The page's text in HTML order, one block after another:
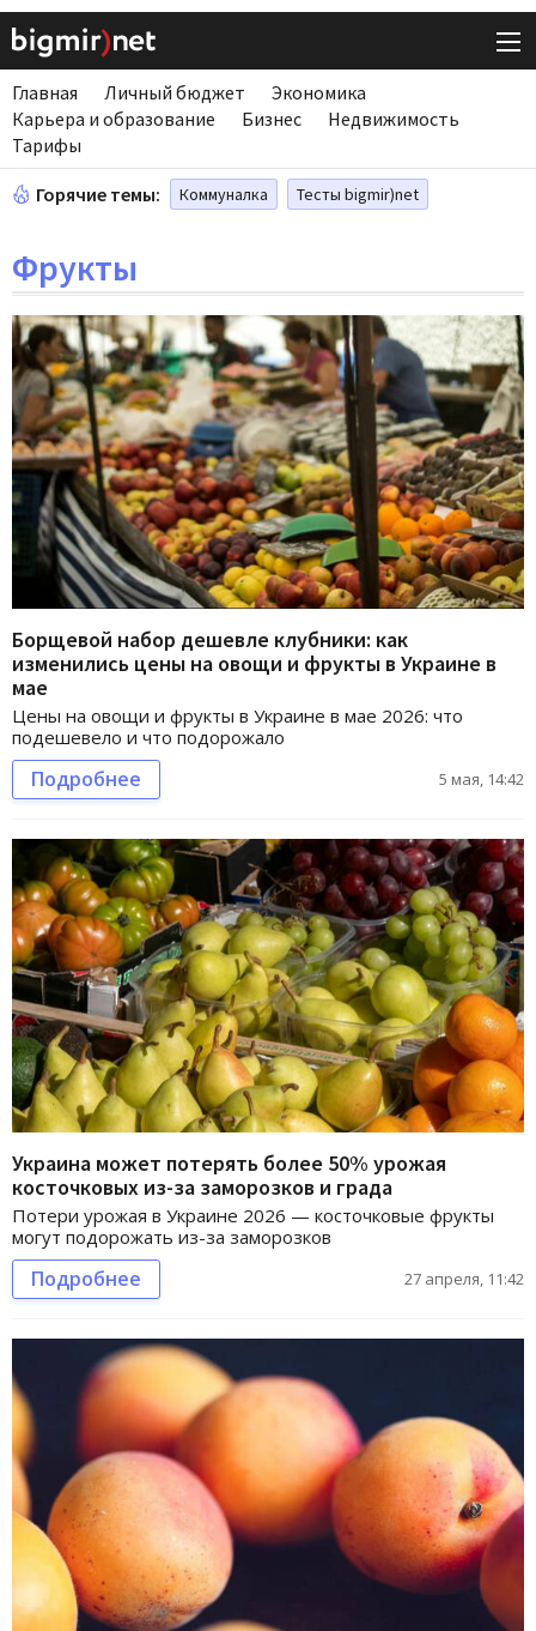
Главная Личный бюджет
Экономика
Карьера и образование
Бизнес
Недвижимость
Тарифы
Горячие темы: Коммуналка Тесты bigmir)net
Фрукты
Борщевой набор дешевле клубники: как
изменились цены на овощи и фрукты в Украине в
мае
Цены на овощи и фрукты в Украине в мае 2026: что
подешевело и что подорожало
Подробнее 5 мая, 14:42
Украина может потерять более 50% урожая
косточковых из-за заморозков и града
Потери урожая в Украине 2026 — косточковые фрукты
могут подорожать из-за заморозков
Подробнее 27 апреля, 11:42